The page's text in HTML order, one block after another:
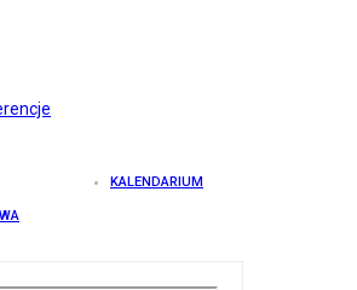
KALENDARIUM